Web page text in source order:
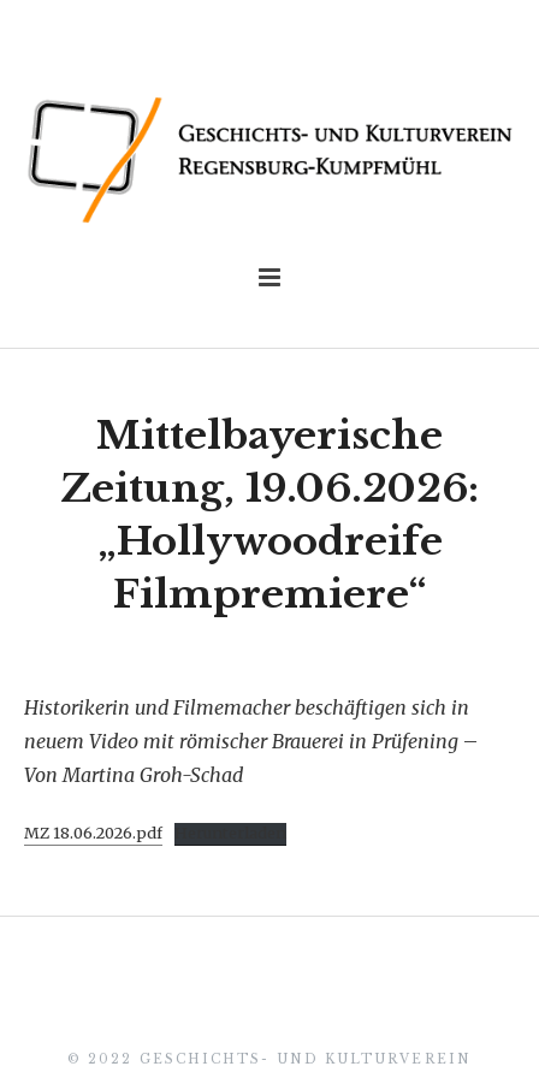
Mittelbayerische
Zeitung, 19.06.2026:
„Hollywoodreife
Filmpremiere“
Historikerin und Filmemacher beschäftigen sich in
neuem Video mit römischer Brauerei in Prüfening –
Von Martina Groh-Schad
MZ 18.06.2026.pdf
© 2022 GESCHICHTS- UND KULTURVEREIN